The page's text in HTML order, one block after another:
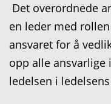
Det overordnede
en leder med rollen
ansvaret for å
opp alle
ledelsen i